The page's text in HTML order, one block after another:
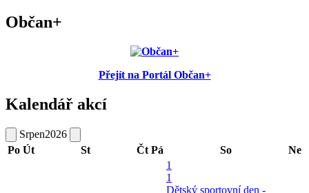
Občan+
Přejít na Portál Občan+
Kalendář akcí
Srpen2026
Po Út St Čt Pá So Ne
1
1
Dětský sportovní den -